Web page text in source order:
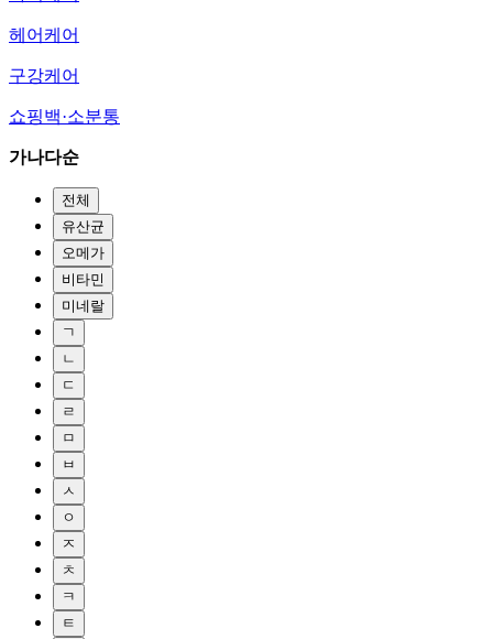
헤어케어
구강케어
쇼핑백·소분통
가나다순
전체
유산균
오메가
비타민
미네랄
ㄱ
ㄴ
ㄷ
ㄹ
ㅁ
ㅂ
ㅅ
ㅇ
ㅈ
ㅊ
ㅋ
ㅌ